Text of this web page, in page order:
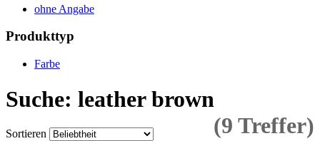
ohne Angabe
Produkttyp
Farbe
Suche: leather brown
(9 Treffer)
Sortieren